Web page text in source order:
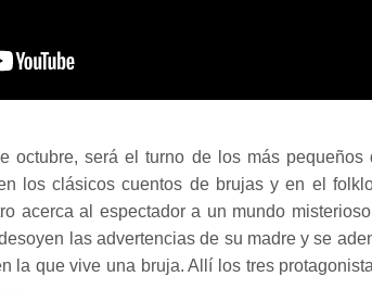
octubre, será el turno de los más pequeños
los clásicos cuentos de brujas y en el
acerca al espectador a un mundo
las advertencias de su madre y se
la que vive una bruja. Allí los tres